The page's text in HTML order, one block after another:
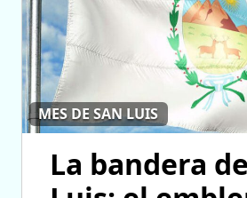
MES DE SAN LUIS
La bandera